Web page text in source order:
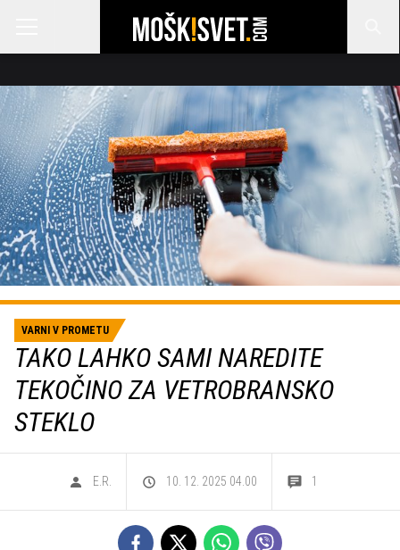
VARNI V PROMETU
TAKO LAHKO SAMI NAREDITE
TEKOČINO ZA VETROBRANSKO
STEKLO
E.R. 10. 12. 2025 04.00 1